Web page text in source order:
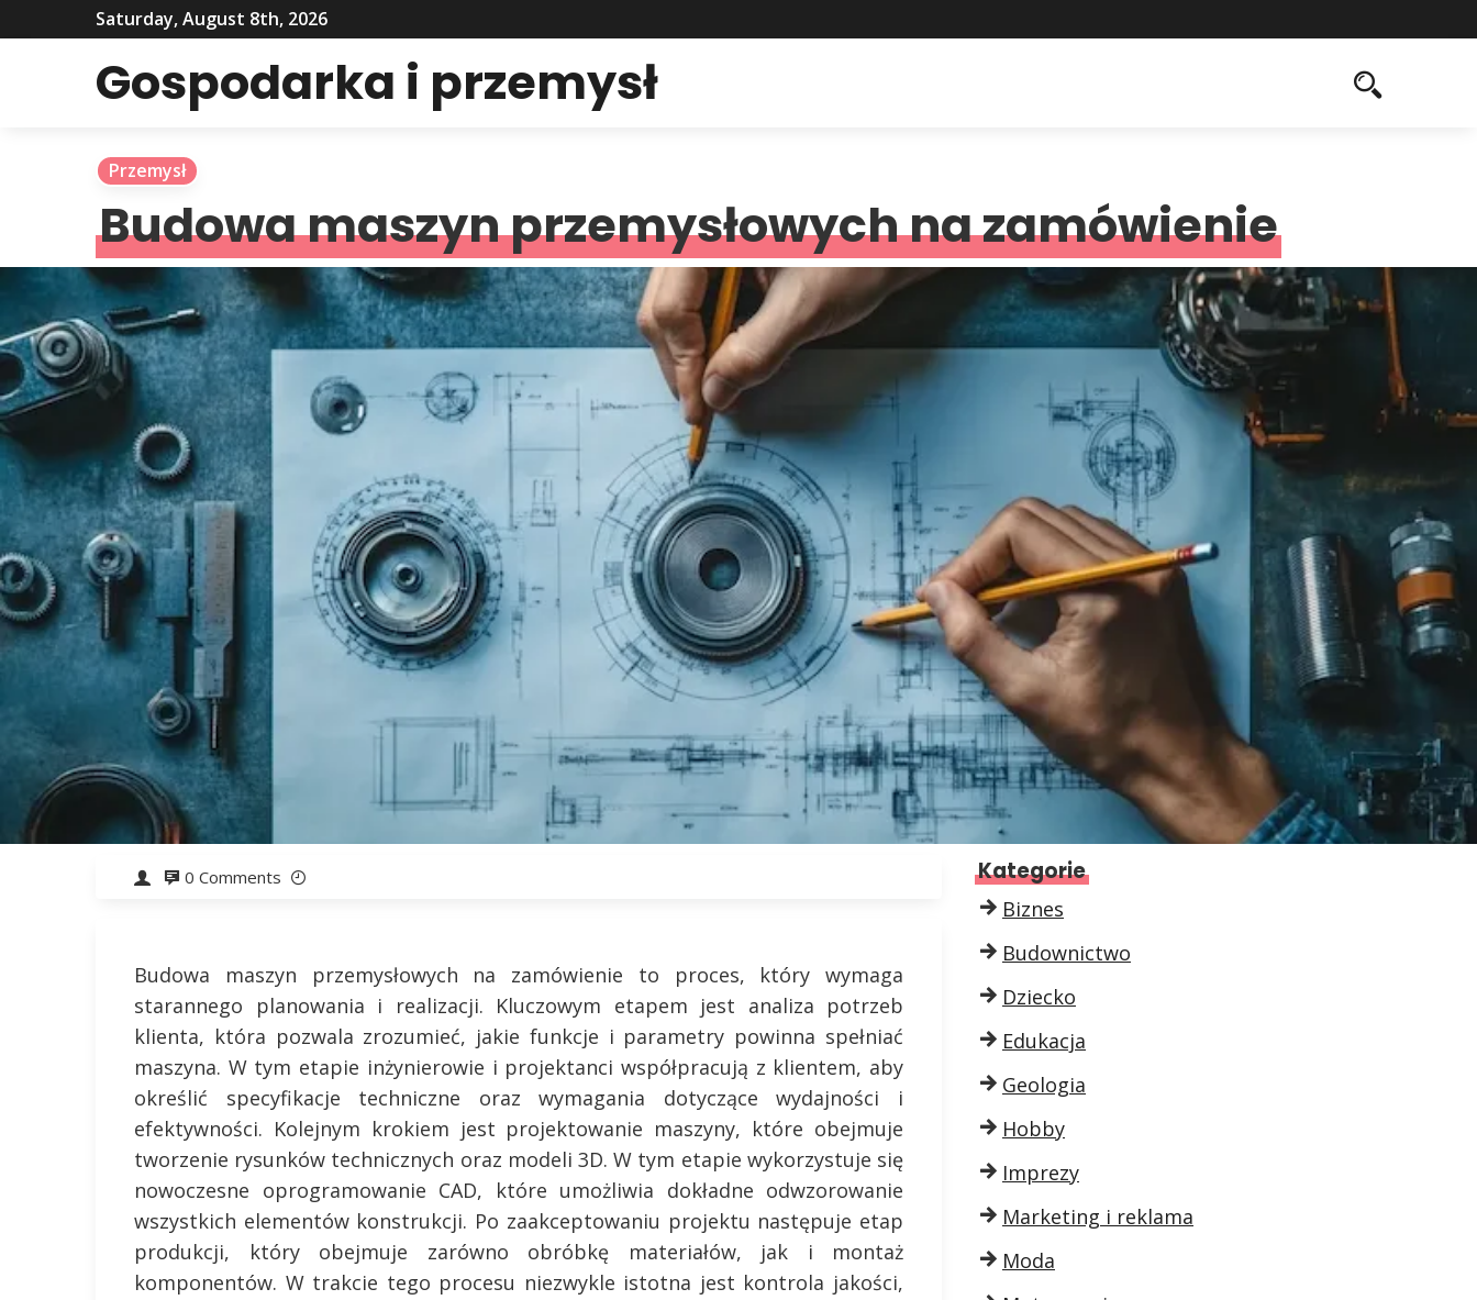
Saturday, August 8th, 2026
Gospodarka i przemysł
Przemysł
Budowa maszyn przemysłowych na zamówienie
0 Comments
Budowa maszyn przemysłowych na zamówienie to proces, który wymaga
starannego planowania i realizacji. Kluczowym etapem jest analiza potrzeb
klienta, która pozwala zrozumieć, jakie funkcje i parametry powinna spełniać
maszyna. W tym etapie inżynierowie i projektanci współpracują z klientem, aby
określić specyfikacje techniczne oraz wymagania dotyczące wydajności i
efektywności. Kolejnym krokiem jest projektowanie maszyny, które obejmuje
tworzenie rysunków technicznych oraz modeli 3D. W tym etapie wykorzystuje się
nowoczesne oprogramowanie CAD, które umożliwia dokładne odwzorowanie
wszystkich elementów konstrukcji. Po zaakceptowaniu projektu następuje etap
produkcji, który obejmuje zarówno obróbkę materiałów, jak i montaż
komponentów. W trakcie tego procesu niezwykle istotna jest kontrola jakości,
Kategorie
Biznes
Budownictwo
Dziecko
Edukacja
Geologia
Hobby
Imprezy
Marketing i reklama
Moda